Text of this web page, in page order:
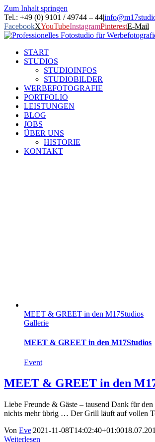
Zum Inhalt springen
Tel.: +49 (0) 9101 / 49744 – 44|
FacebookXYouTubeInstagramPinterestE-Mail
START
STUDIOS
STUDIOINFOS
STUDIOBILDER
WERBEFOTOGRAFIE
PORTFOLIO
LEISTUNGEN
BLOG
JOBS
ÜBER UNS
HISTORIE
KONTAKT
MEET & GREET in den M17Studios
Gallerie
MEET & GREET in den M17Studios
Event
MEET & GREET in den
Liebe Freunde & Gäste – tausend Dank für
nichts mehr übrig … Der Grill läuft auf vollen
Von Eve|2021-11-08T14:02:40+01:00
Weiterlesen